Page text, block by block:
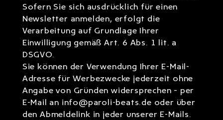
Sofern Sie sich ausdrücklich für einen
Newsletter anmelden, erfolgt die
Verarbeitung auf Grundlage Ihrer
Einwilligung gemäß Art. 6 Abs. 1 lit. a
DSGVO.
Sie können der Verwendung Ihrer E-Mail-
Adresse für Werbezwecke jederzeit ohne
Angabe von Gründen widersprechen – per
E-Mail an info@paroli-beats.de oder über
den Abmeldelink in jeder unserer E-Mails.